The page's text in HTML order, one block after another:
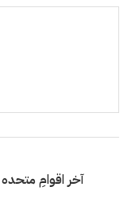
آخر اقوامِ